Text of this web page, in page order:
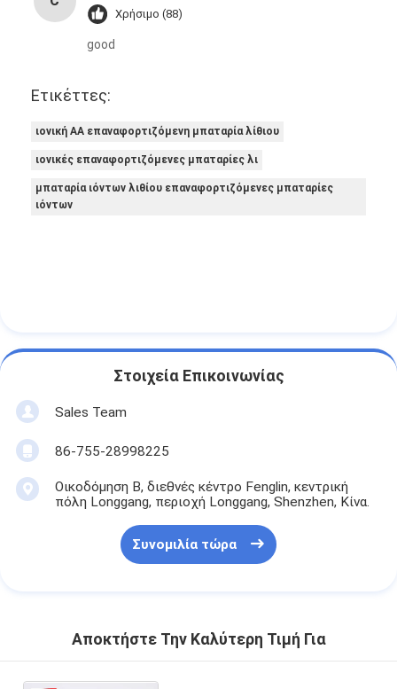
Χρήσιμο (88)
good
Ετικέττες:
ιονική AA επαναφορτιζόμενη μπαταρία λίθιου
ιονικές επαναφορτιζόμενες μπαταρίες λι
μπαταρία ιόντων λιθίου επαναφορτιζόμενες μπαταρίες
ιόντων
Στοιχεία Επικοινωνίας
Sales Team
86-755-28998225
Οικοδόμηση Β, διεθνές κέντρο Fenglin, κεντρική
πόλη Longgang, περιοχή Longgang, Shenzhen, Κίνα.
Συνομιλία τώρα
Αποκτήστε Την Καλύτερη Τιμή Για